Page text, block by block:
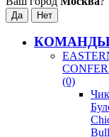
(0)